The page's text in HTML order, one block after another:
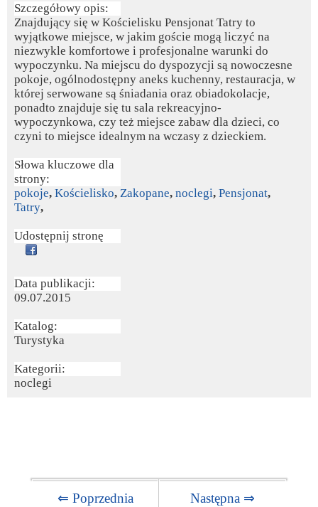
Szczegółowy opis:
Znajdujący się w Kościelisku Pensjonat Tatry to
wyjątkowe miejsce, w jakim goście mogą liczyć na
niezwykle komfortowe i profesjonalne warunki do
wypoczynku. Na miejscu do dyspozycji są nowoczesne
pokoje, ogólnodostępny aneks kuchenny, restauracja, w
której serwowane są śniadania oraz obiadokolacje,
ponadto znajduje się tu sala rekreacyjno-
wypoczynkowa, czy też miejsce zabaw dla dzieci, co
czyni to miejsce idealnym na wczasy z dzieckiem.
Słowa kluczowe dla
strony:
pokoje, Kościelisko, Zakopane, noclegi, Pensjonat,
Tatry,
Udostępnij stronę
Data publikacji:
09.07.2015
Katalog:
Turystyka
Kategorii:
noclegi
⇐ Poprzednia Następna ⇒